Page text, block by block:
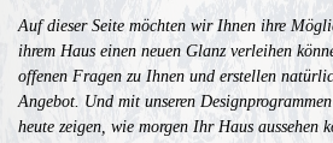
Auf dieser Seite möchten wir Ihnen ihre
ihrem Haus einen neuen Glanz verleihen
offenen Fragen zu Ihnen und erstellen
Angebot. Und mit unseren
heute zeigen, wie morgen Ihr Haus aussehen